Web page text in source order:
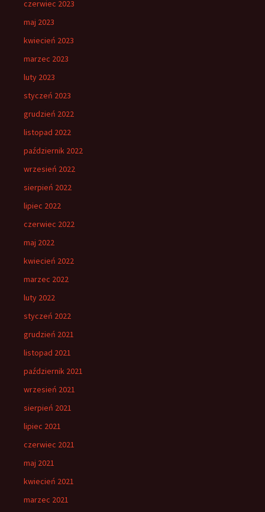
czerwiec 2023
maj 2023
kwiecień 2023
marzec 2023
luty 2023
styczeń 2023
grudzień 2022
listopad 2022
październik 2022
wrzesień 2022
sierpień 2022
lipiec 2022
czerwiec 2022
maj 2022
kwiecień 2022
marzec 2022
luty 2022
styczeń 2022
grudzień 2021
listopad 2021
październik 2021
wrzesień 2021
sierpień 2021
lipiec 2021
czerwiec 2021
maj 2021
kwiecień 2021
marzec 2021